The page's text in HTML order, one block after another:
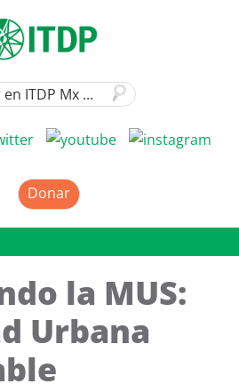
Donar
la MUS:
Urbana